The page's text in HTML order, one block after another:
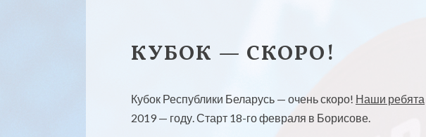
КУБОК — СКОРО!
Кубок Республики Беларусь — очень скоро! Наши ребята
2019 — году. Старт 18-го февраля в Борисове.